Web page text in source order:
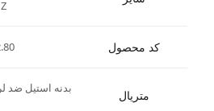
کد محصول
متریال
بدنه استیل ضد